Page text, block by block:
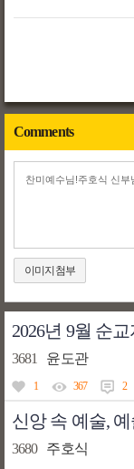
Comments
이미지첨부
2026년 9월 순
3681 윤도관
1 367 2
3680 주호식